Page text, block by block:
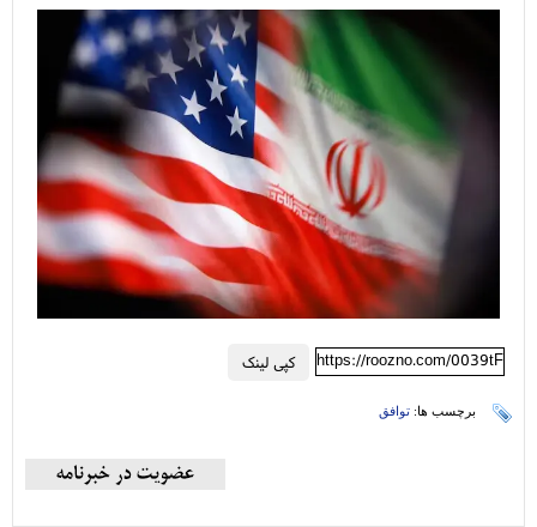
کپی لینک https://roozno.com/0039tF
برچسب ها: توافق